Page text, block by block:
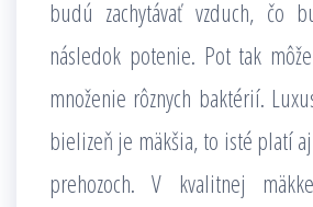
budú zachytávať vzduch, čo
následok potenie. Pot tak
množenie rôznych baktérií.
bielizeň je mäkšia, to isté platí
prehozoch. V kvalitnej